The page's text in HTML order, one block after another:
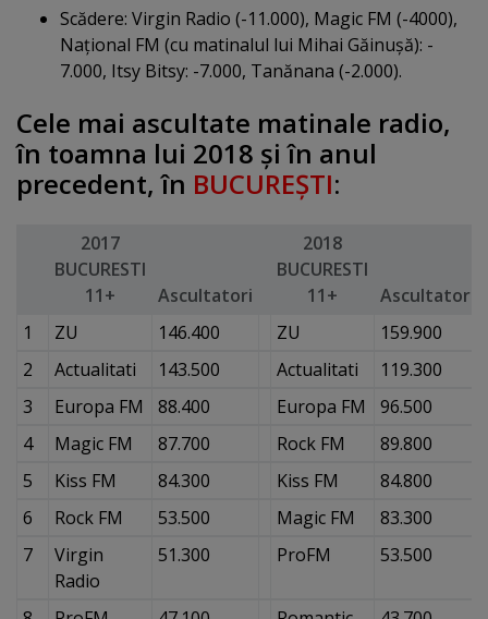
Scădere: Virgin Radio (-11.000), Magic FM (-4000),
Naţional FM (cu matinalul lui Mihai Găinuşă): -
7.000, Itsy Bitsy: -7.000, Tanănana (-2.000).
Cele mai ascultate matinale radio,
în toamna lui 2018 şi în anul
precedent, în BUCUREŞTI:
2017
BUCURESTI
11+
Ascultatori
2018
BUCURESTI
11+
Ascultatori
1
ZU 146.400 ZU
159.900
2
Actualitati 143.500 Actualitati
119.300
3
Europa FM 88.400 Europa FM
96.500
4
Magic FM 87.700 Rock FM
89.800
5
Kiss FM 84.300 Kiss FM
84.800
6
Rock FM 53.500 Magic FM
83.300
7
Virgin
Radio
51.300 ProFM 53.500